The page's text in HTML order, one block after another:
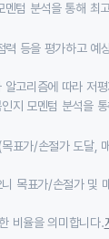
텀 분석을 통해 최
등을 평가하고 예
고리즘에 따라 저
지 모멘텀 분석을
표가/손절가 도달,
목표가/손절가 및
비율을 의미합니다.